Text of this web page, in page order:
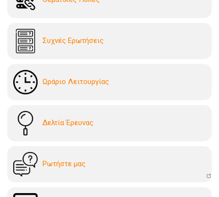
Συχνές Ερωτήσεις
Ωράριο Λειτουργίας
Δελτία Έρευνας
Ρωτήστε μας